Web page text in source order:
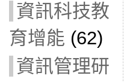
資訊科技教
育增能 (62)
資訊管理研